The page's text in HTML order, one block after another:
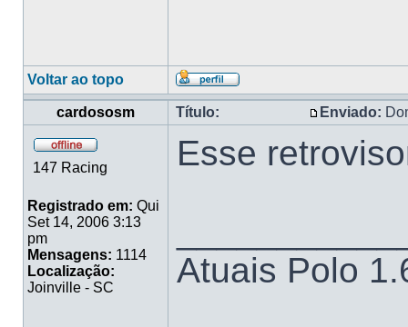
Voltar ao topo
cardososm Título: Enviado:
147 Racing
Registrado em: Qui
Set 14, 2006 3:13
pm
Mensagens: 1114
Localização:
Joinville - SC
Esse
Atuais Polo